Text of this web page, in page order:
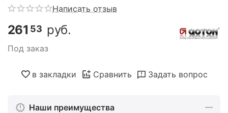
Написать отзыв
261 53 руб.
Под заказ
в закладки Сравнить Задать вопрос
Наши преимущества